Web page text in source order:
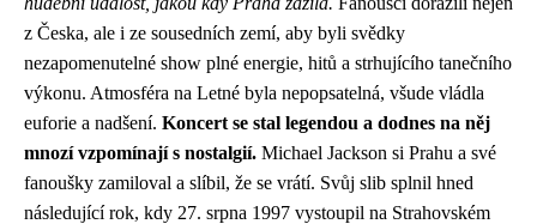
z Česka, ale i ze sousedních zemí, aby byli svědky
nezapomenutelné show plné energie, hitů a strhujícího tanečního
výkonu. Atmosféra na Letné byla nepopsatelná, všude vládla
euforie a nadšení. Koncert se stal legendou a dodnes na něj
mnozí vzpomínají s nostalgií. Michael Jackson si Prahu a své
fanoušky zamiloval a slíbil, že se vrátí. Svůj slib splnil hned
následující rok, kdy 27. srpna 1997 vystoupil na Strahovském